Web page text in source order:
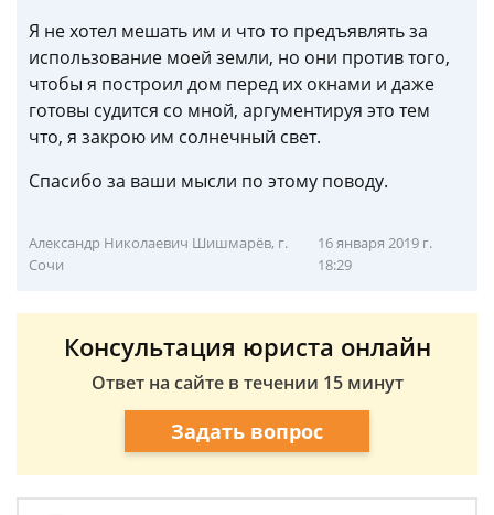
Я не хотел мешать им и что то предъявлять за
использование моей земли, но они против того,
чтобы я построил дом перед их окнами и даже
готовы судится со мной, аргументируя это тем
что, я закрою им солнечный свет.
Спасибо за ваши мысли по этому поводу.
Александр Николаевич Шишмарёв, г.
Сочи
16 января 2019 г.
18:29
Консультация юриста онлайн
Ответ на сайте в течении 15 минут
Задать вопрос